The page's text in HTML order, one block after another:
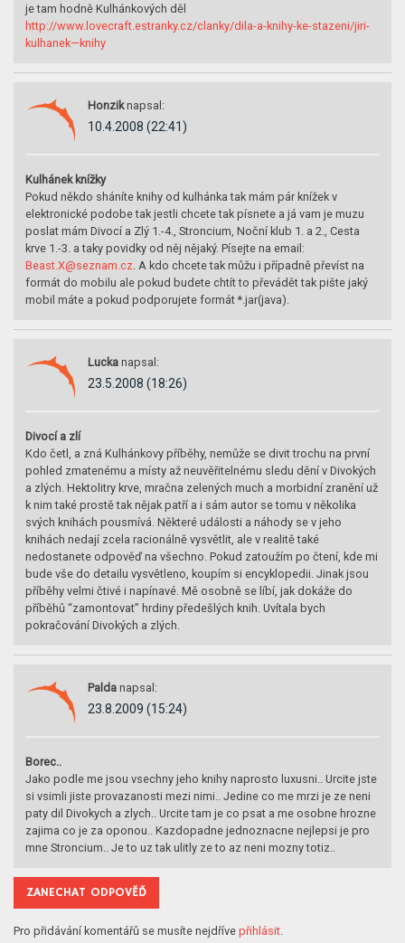
je tam hodně Kulhánkových děl
http://www.lovecraft.estranky.cz/clanky/dila-a-knihy-ke-stazeni/jiri-
kulhanek—knihy
Honzik napsal:
10.4.2008 (22:41)
Kulhánek knížky
Pokud někdo sháníte knihy od kulhánka tak mám pár knížek v
elektronické podobe tak jestli chcete tak písnete a já vam je muzu
poslat mám Divocí a Zlý 1.-4., Stroncium, Noční klub 1. a 2., Cesta
krve 1.-3. a taky povidky od něj nějaký. Písejte na email:
Beast.X@seznam.cz. A kdo chcete tak můžu i případně převíst na
formát do mobilu ale pokud budete chtít to převádět tak pište jaký
mobil máte a pokud podporujete formát *.jar(java).
Lucka napsal:
23.5.2008 (18:26)
Divocí a zlí
Kdo četl, a zná Kulhánkovy příběhy, nemůže se divit trochu na první
pohled zmatenému a místy až neuvěřitelnému sledu dění v Divokých
a zlých. Hektolitry krve, mračna zelených much a morbidní zranění už
k nim také prostě tak nějak patří a i sám autor se tomu v několika
svých knihách pousmívá. Některé události a náhody se v jeho
knihách nedají zcela racionálně vysvětlit, ale v realitě také
nedostanete odpověď na všechno. Pokud zatoužím po čtení, kde mi
bude vše do detailu vysvětleno, koupím si encyklopedii. Jinak jsou
příběhy velmi čtivé i napínavé. Mě osobně se líbí, jak dokáže do
příběhů “zamontovat” hrdiny předešlých knih. Uvítala bych
pokračování Divokých a zlých.
Palda napsal:
23.8.2009 (15:24)
Borec..
Jako podle me jsou vsechny jeho knihy naprosto luxusni.. Urcite jste
si vsimli jiste provazanosti mezi nimi.. Jedine co me mrzi je ze neni
paty dil Divokych a zlych.. Urcite tam je co psat a me osobne hrozne
zajima co je za oponou.. Kazdopadne jednoznacne nejlepsi je pro
mne Stroncium.. Je to uz tak ulitly ze to az neni mozny totiz..
ZANECHAT ODPOVĚĎ
Pro přidávání komentářů se musíte nejdřívepřihlásit